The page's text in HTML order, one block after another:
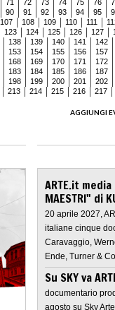
71 72 73 74 75 76
90 91 92 93 94 95
107 108 109 110 111
123 124 125 126 127
138 139 140 141
142
153 154 155 156
157
168 169 170 171
172
183 184 185 186
187
198 199 200 201
202
213 214 215 216
217
AGGIUNGI
ARTE.it
MAESTRI" di
20 aprile 2027,
italiane cinque
Caravaggio,
Ende, Turner &
Su SKY va
documentario
agosto su Sky Arte